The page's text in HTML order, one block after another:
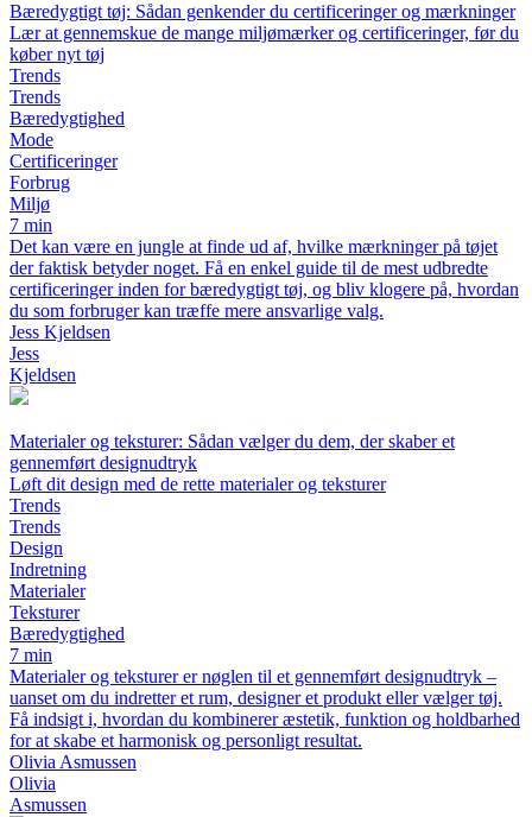
Bæredygtigt tøj: Sådan genkender du certificeringer og mærkninger
Lær at gennemskue de mange miljømærker og certificeringer, før du
køber nyt tøj
Trends
Trends
Bæredygtighed
Mode
Certificeringer
Forbrug
Miljø
7 min
Det kan være en jungle at finde ud af, hvilke mærkninger på tøjet
der faktisk betyder noget. Få en enkel guide til de mest udbredte
certificeringer inden for bæredygtigt tøj, og bliv klogere på, hvordan
du som forbruger kan træffe mere ansvarlige valg.
Jess Kjeldsen
Jess
Kjeldsen
Materialer og teksturer: Sådan vælger du dem, der skaber et
gennemført designudtryk
Løft dit design med de rette materialer og teksturer
Trends
Trends
Design
Indretning
Materialer
Teksturer
Bæredygtighed
7 min
Materialer og teksturer er nøglen til et gennemført designudtryk –
uanset om du indretter et rum, designer et produkt eller vælger tøj.
Få indsigt i, hvordan du kombinerer æstetik, funktion og holdbarhed
for at skabe et harmonisk og personligt resultat.
Olivia Asmussen
Olivia
Asmussen